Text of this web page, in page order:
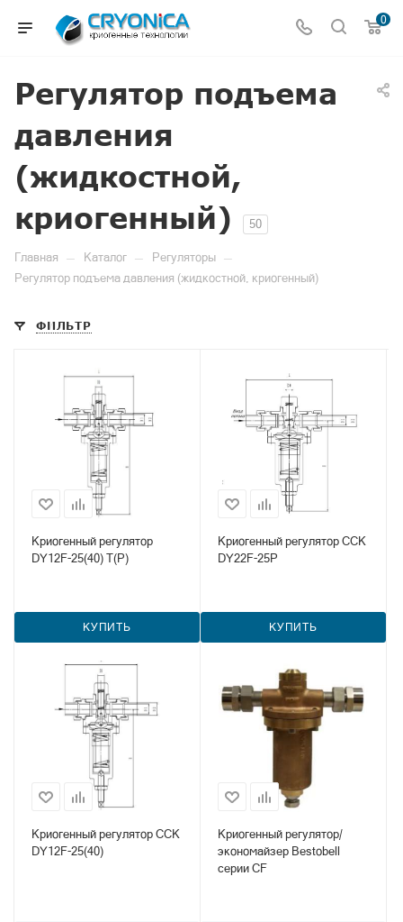
0
Регулятор подъема
давления
(жидкостной,
криогенный)
50
Главная — Каталог — Регуляторы —
Регулятор подъема давления (жидкостной, криогенный)
ФИЛЬТР
Криогенный регулятор
DY12F-25(40) T(P)
КУПИТЬ
Криогенный регулятор CCK
DY22F-25P
КУПИТЬ
Криогенный регулятор CCK
DY12F-25(40)
Криогенный регулятор/
экономайзер Bestobell
серии CF